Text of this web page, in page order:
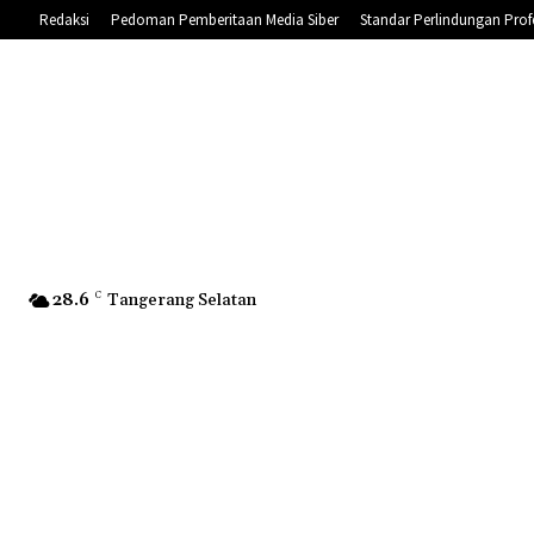
Redaksi Pedoman Pemberitaan Media Siber Standar Perlindungan
28.6 C Tangerang Selatan